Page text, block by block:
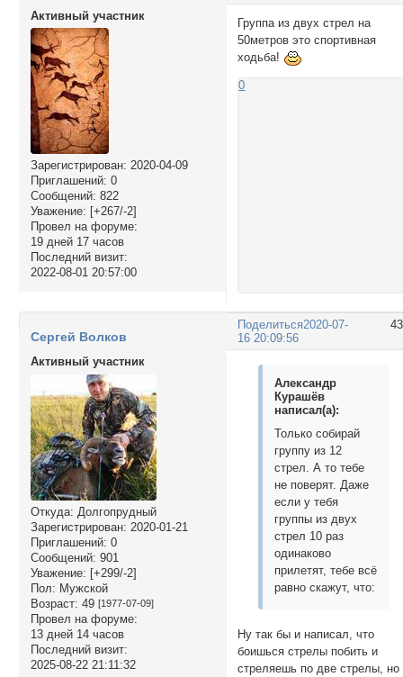
Активный участник
Зарегистрирован: 2020-04-09
Приглашений: 0
Сообщений: 822
Уважение: [+267/-2]
Провел на форуме:
19 дней 17 часов
Последний визит:
2022-08-01 20:57:00
Группа из двух стрел на
50метров это спортивная
ходьба!
0
Поделиться2020-07-
16 20:09:56
Сергей Волков
Активный участник
Откуда: Долгопрудный
Зарегистрирован: 2020-01-21
Приглашений: 0
Сообщений: 901
Уважение: [+299/-2]
Пол: Мужской
Возраст: 49 [1977-07-09]
Провел на форуме:
13 дней 14 часов
Последний визит:
2025-08-22 21:11:32
Александр
Курашёв
написал(а):
Только собирай
группу из 12
стрел. А то тебе
не поверят. Даже
если у тебя
группы из двух
стрел 10 раз
одинаково
прилетят, тебе всё
равно скажут, что:
Ну так бы и написал, что
боишься стрелы побить и
стреляешь по две стрелы, но